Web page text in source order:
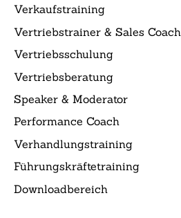
Verkaufstraining
Vertriebstrainer & Sales Coach
Vertriebsschulung
Vertriebsberatung
Speaker & Moderator
Performance Coach
Verhandlungstraining
Führungskräftetraining
Downloadbereich